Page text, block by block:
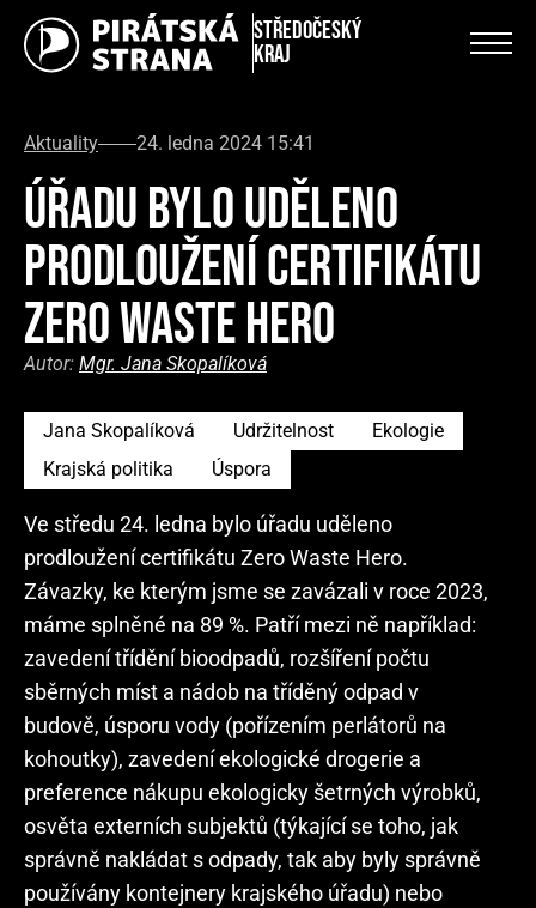
Středočeský
kraj
Aktuality 24. ledna 2024 15:41
ÚŘADU BYLO UDĚLENO
PRODLOUŽENÍ CERTIFIKÁTU
ZERO WASTE HERO
Autor: Mgr. Jana Skopalíková
Jana Skopalíková Udržitelnost
Ekologie
Krajská politika
Úspora
Ve středu 24. ledna bylo úřadu uděleno
prodloužení certifikátu Zero Waste Hero.
Závazky, ke kterým jsme se zavázali v roce 2023,
máme splněné na 89 %. Patří mezi ně například:
zavedení třídění bioodpadů, rozšíření počtu
sběrných míst a nádob na tříděný odpad v
budově, úsporu vody (pořízením perlátorů na
kohoutky), zavedení ekologické drogerie a
preference nákupu ekologicky šetrných výrobků,
osvěta externích subjektů (týkající se toho, jak
správně nakládat s odpady, tak aby byly správně
používány kontejnery krajského úřadu) nebo